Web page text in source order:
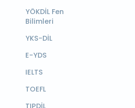
YÖKDİL Fen
Bilimleri
YKS-DİL
E-YDS
IELTS
TOEFL
TIPDİL